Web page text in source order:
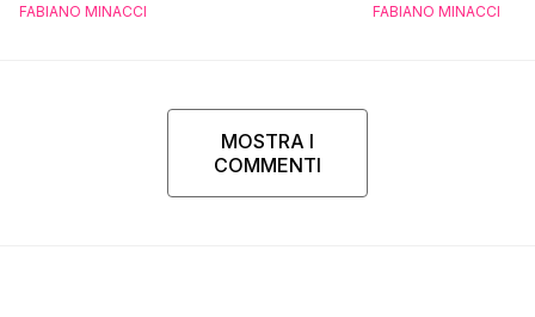
l’esclusiva di Gabriele
FABIANO MINACCI FABIANO MINACCI
MOSTRA I
COMMENTI